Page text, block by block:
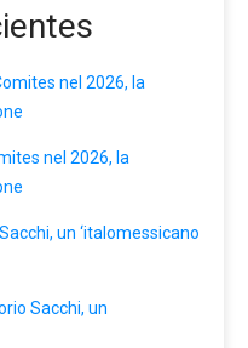
nel 2026, la
nel 2026, la
un ‘italomessicano
Sacchi, un